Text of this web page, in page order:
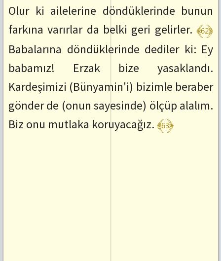
Olur ki ailelerine döndüklerinde bunun
farkına varırlar da belki geri gelirler. ﴾62﴿
Babalarına döndüklerinde dediler ki: Ey
babamız! Erzak bize yasaklandı.
Kardeşimizi (Bünyamin'i) bizimle beraber
gönder de (onun sayesinde) ölçüp alalım.
Biz onu mutlaka koruyacağız.﴾63﴿